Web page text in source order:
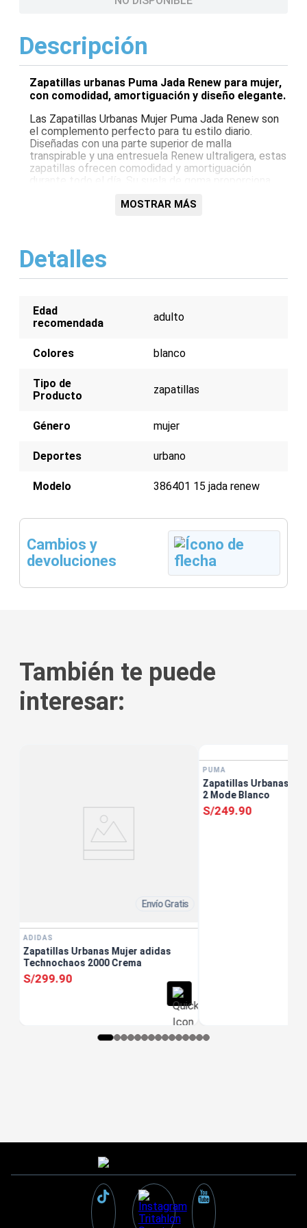
Descripción
Zapatillas urbanas Puma Jada Renew para mujer,
con comodidad, amortiguación y diseño elegante.
Las Zapatillas Urbanas Mujer Puma Jada Renew son
el complemento perfecto para tu estilo diario.
Diseñadas con una parte superior de malla
transpirable y una entresuela Renew ultraligera, estas
zapatillas ofrecen comodidad y amortiguación
elegante diseño urbano las convierte en una opción
Parte superior de malla transpirable
Entresuela Renew ultraligera
MOSTRAR MÁS
Detalles
Edad
recomendada
adulto
Colores blanco
Tipo de
Producto
zapatillas
Género mujer
Deportes urbano
Modelo 386401 15 jada renew
Cambios y
devoluciones
También te puede
interesar:
Envío Gratis
ADIDAS
Zapatillas Urbanas Mujer adidas
Technochaos 2000 Crema
S/299.90
PUMA
Zapatillas Urbanas
2 Mode Blanco
S/249.90